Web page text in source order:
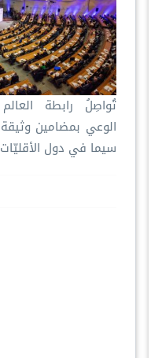
تُواصِلُ ⁧‫رابطة
الوعي بمضامين
سيما في دول